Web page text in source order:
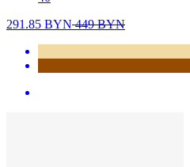
291.85 BYN449BYN